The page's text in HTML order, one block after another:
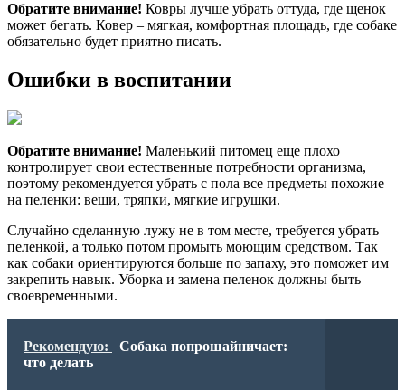
Обратите внимание! Ковры лучше убрать оттуда, где щенок
может бегать. Ковер – мягкая, комфортная площадь, где собаке
обязательно будет приятно писать.
Ошибки в воспитании
Обратите внимание! Маленький питомец еще плохо
контролирует свои естественные потребности организма,
поэтому рекомендуется убрать с пола все предметы похожие
на пеленки: вещи, тряпки, мягкие игрушки.
Случайно сделанную лужу не в том месте, требуется убрать
пеленкой, а только потом промыть моющим средством. Так
как собаки ориентируются больше по запаху, это поможет им
закрепить навык. Уборка и замена пеленок должны быть
своевременными.
Рекомендую:
Собака попрошайничает:
что делать